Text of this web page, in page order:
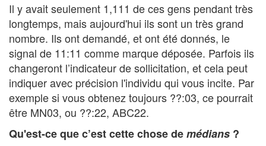
Il y avait seulement 1,111 de ces gens pendant très
longtemps, mais aujourd'hui ils sont un très grand
nombre. Ils ont demandé, et ont été donnés, le
signal de 11:11 comme marque déposée. Parfois ils
changeront l’indicateur de sollicitation, et cela peut
indiquer avec précision l'individu qui vous incite. Par
exemple si vous obtenez toujours ??:03, ce pourrait
être MN03, ou ??:22, ABC22.
Qu'est-ce que c’est cette chose demédians ?